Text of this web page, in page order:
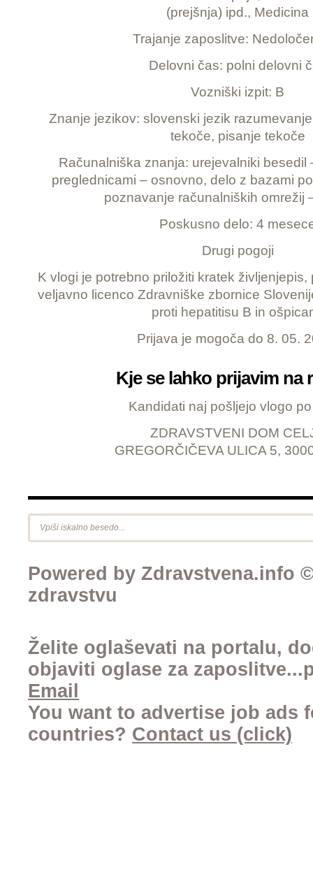
(prejšnja) ipd., Medicina
Trajanje zaposlitve:
Delovni čas: polni delovni
Vozniški izpit: B
Znanje jezikov: slovenski jezik
tekoče, pisanje tekoče
Računalniška znanja: urejevalniki besedil
preglednicami – osnovno, delo z bazami
poznavanje računalniških omrežij
Poskusno delo: 4
Drugi pogoji
K vlogi je potrebno priložiti kratek življenjepis,
veljavno licenco Zdravniške zbornice
proti hepatitisu B in
Prijava je mogoča do 8. 05.
Kje se lahko prijavim na
Kandidati naj pošljejo vlogo
ZDRAVSTVENI DOM
GREGORČIČEVA ULICA 5,
Powered by Zdravstvena.info
zdravstvu
Želite oglaševati na portalu,
objaviti oglase za
Email
You want to advertise job ads
countries? Contact us (click)